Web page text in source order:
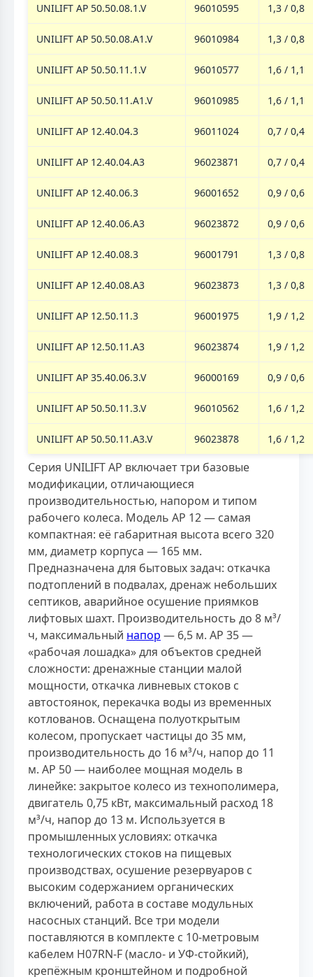
UNILIFT AP 50.50.08.1.V 96010595 1,3 / 0,8
UNILIFT AP 50.50.08.A1.V 96010984 1,3 / 0,8
UNILIFT AP 50.50.11.1.V 96010577 1,6 / 1,1
UNILIFT AP 50.50.11.A1.V 96010985 1,6 / 1,1
UNILIFT AP 12.40.04.3 96011024 0,7 / 0,4
UNILIFT AP 12.40.04.A3 96023871 0,7 / 0,4
UNILIFT AP 12.40.06.3 96001652 0,9 / 0,6
UNILIFT AP 12.40.06.A3 96023872 0,9 / 0,6
UNILIFT AP 12.40.08.3 96001791 1,3 / 0,8
UNILIFT AP 12.40.08.A3 96023873 1,3 / 0,8
UNILIFT AP 12.50.11.3 96001975 1,9 / 1,2
UNILIFT AP 12.50.11.A3 96023874 1,9 / 1,2
UNILIFT AP 35.40.06.3.V 96000169 0,9 / 0,6
UNILIFT AP 50.50.11.3.V 96010562 1,6 / 1,2
UNILIFT AP 50.50.11.A3.V 96023878 1,6 / 1,2
Серия UNILIFT AP включает три базовые
модификации, отличающиеся
производительностью, напором и типом
рабочего колеса. Модель AP 12 — самая
компактная: её габаритная высота всего 320
мм, диаметр корпуса — 165 мм.
Предназначена для бытовых задач: откачка
подтоплений в подвалах, дренаж небольших
септиков, аварийное осушение приямков
лифтовых шахт. Производительность до 8 м³/
ч, максимальный напор — 6,5 м. AP 35 —
«рабочая лошадка» для объектов средней
сложности: дренажные станции малой
мощности, откачка ливневых стоков с
автостоянок, перекачка воды из временных
котлованов. Оснащена полуоткрытым
колесом, пропускает частицы до 35 мм,
производительность до 16 м³/ч, напор до 11
м. AP 50 — наиболее мощная модель в
линейке: закрытое колесо из технополимера,
двигатель 0,75 кВт, максимальный расход 18
м³/ч, напор до 13 м. Используется в
промышленных условиях: откачка
технологических стоков на пищевых
производствах, осушение резервуаров с
высоким содержанием органических
включений, работа в составе модульных
насосных станций. Все три модели
поставляются в комплекте с 10-метровым
кабелем H07RN-F (масло- и УФ-стойкий),
крепёжным кронштейном и подробной